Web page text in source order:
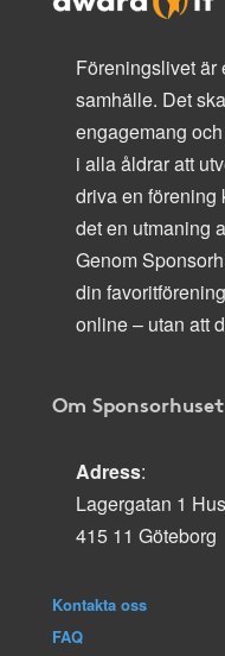
Föreningslivet är
samhälle. Det
engagemang
i alla åldrar att
driva en förening
det en utmaning
Genom
din
online – utan att
Om Sponsorhuset
Adress:
Lagergatan 1
415 11 Göteborg
Kontakta oss
FAQ